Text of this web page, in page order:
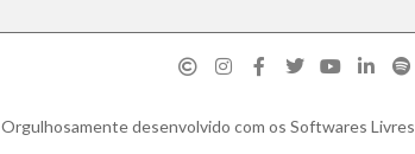
Orgulhosamente desenvolvido com os Softwares Livres